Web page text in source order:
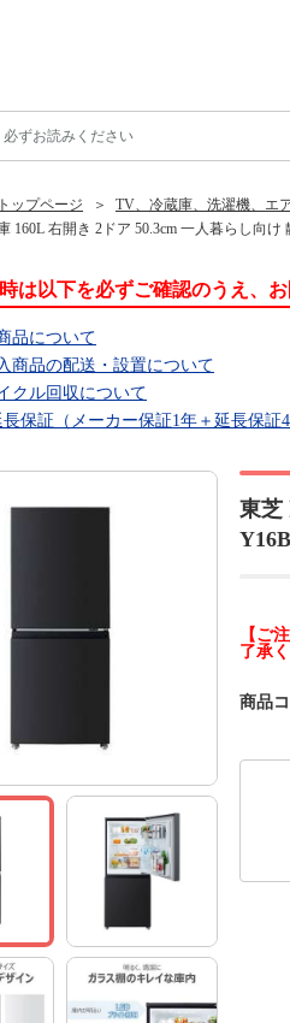
必ずお読みください
ップページ TV、冷蔵庫、洗濯機、エ
160L 右開き 2ドア 50.3cm 一人暮らし向
は以下を必ずご確認のうえ、
品について
商品の配送・設置について
クル回収について
長保証（メーカー保証1年＋延長保証
東芝
【ご
了承
商品